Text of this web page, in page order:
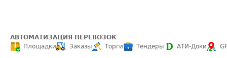
АВТОМАТИЗАЦИЯ ПЕРЕВОЗОК
Площадки
Заказы Торги Тендеры АТИ-Доки